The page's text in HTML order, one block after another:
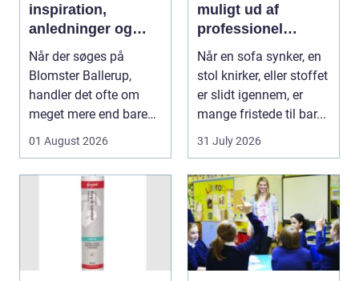
inspiration,
anledninger og
lokale muligheder
Når der søges på
Blomster Ballerup,
handler det ofte om
meget mere end bare
en hurtig buket.
01 August 2026
muligt ud af
professionel
møbelpolstring
Når en sofa synker, en
stol knirker, eller stoffet
er slidt igennem, er
mange fristede til bar...
31 July 2026